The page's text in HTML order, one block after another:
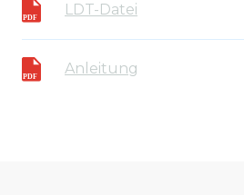
LDT-Datei
Anleitung